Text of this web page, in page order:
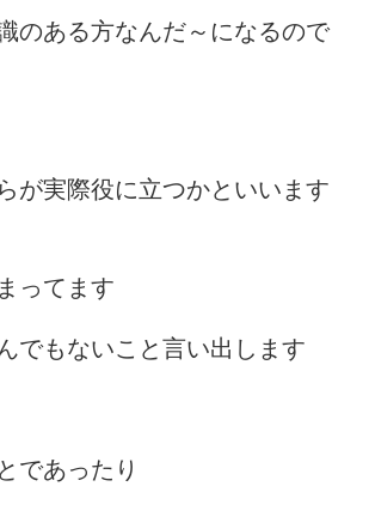
のある方なんだ～になるので
が実際役に立つかといいます
ってます
でもないこと言い出します
であったり